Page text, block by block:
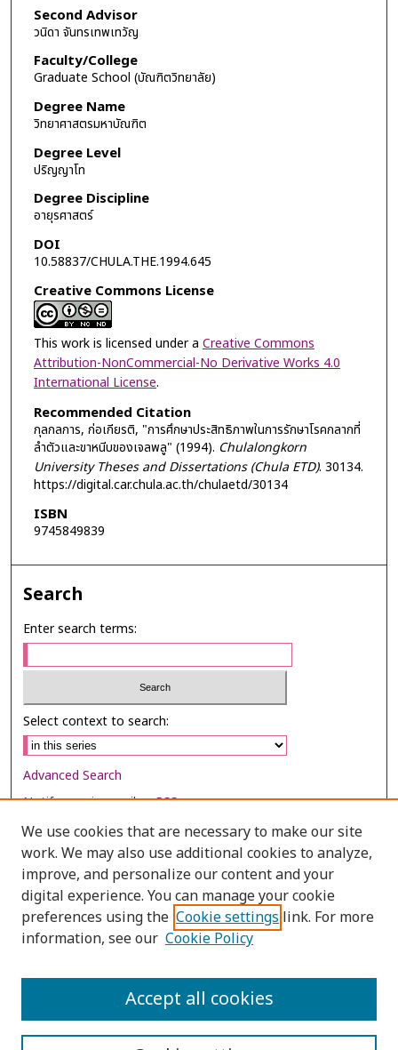
Second Advisor
วนิดา จันทรเทพเทวัญ
Faculty/College
Graduate School (บัณฑิตวิทยาลัย)
Degree Name
วิทยาศาสตรมหาบัณฑิต
Degree Level
ปริญญาโท
Degree Discipline
อายุรศาสตร์
DOI
10.58837/CHULA.THE.1994.645
Creative Commons License
This work is licensed under a Creative Commons
Attribution-NonCommercial-No Derivative Works 4.0
International License.
Recommended Citation
กุลกลการ, ก่อเกียรติ, "การศึกษาประสิทธิภาพในการรักษาโรคกลากที่
ลำตัวและขาหนีบของเจลพลู" (1994). Chulalongkorn
University Theses and Dissertations (Chula ETD). 30134.
https://digital.car.chula.ac.th/chulaetd/30134
ISBN
9745849839
Search
Enter search terms:
Select context to search:
Advanced Search
Notify me via email orRSS
Browse
Collections
Disciplines
Authors
We use cookies that are necessary to make our site
work. We may also use additional cookies to analyze,
improve, and personalize our content and your
digital experience. You can manage your cookie
preferences using the Cookie settings link. For more
information, see our Cookie Policy
Accept all cookies